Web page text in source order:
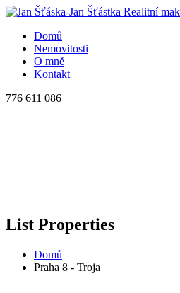
Domů
Nemovitosti
O mně
Kontakt
776 611 086
List Properties
Domů
Praha 8 - Troja